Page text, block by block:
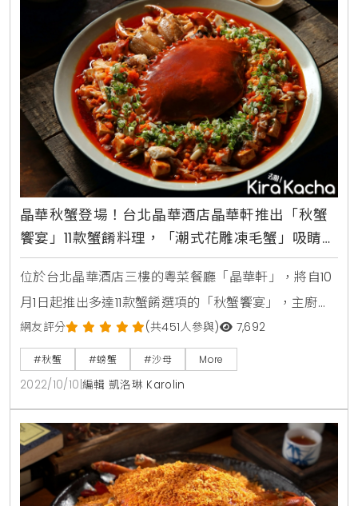
酥炸過的蟹油炒蛋，並加入香辣醬、紅蔥頭及蒜頭增添
風味，再將蟹
晶華秋蟹登場！台北晶華酒店晶華軒推出「秋蟹
饗宴」11款蟹餚料理，「潮式花雕凍毛蟹」吸睛、
「膏蟹燴麻婆」帶勁
位於台北晶華酒店三樓的粵菜餐廳「晶華軒」，將自10
月1日起推出多達11款蟹餚選項的「秋蟹饗宴」，主廚鄔
海明選用毛蟹、花蟹、沙公、沙母、處女蟳與鱈場蟹，
烹煮出潮式花雕凍毛蟹、生拆膏蟹燴麻婆豆腐、花雕蛋
白蒸花蟹、XO醬花蟹蘿蔔糕等全新當令美饌，要讓螃
蟹控、海鮮控品嚐最美味的秋季限定料理。晶華軒的
「秋蟹饗宴」是由擁有超過三十年粵菜烹飪經驗的港籍
中餐廚藝總監鄔海明所規劃，豐富的菜色選項當中，鄔
主廚首推「潮
網友評分 (共451人參與) 7,692
#秋蟹 #螃蟹 #沙母 More
2022/10/10 編輯 凱洛琳 Karolin